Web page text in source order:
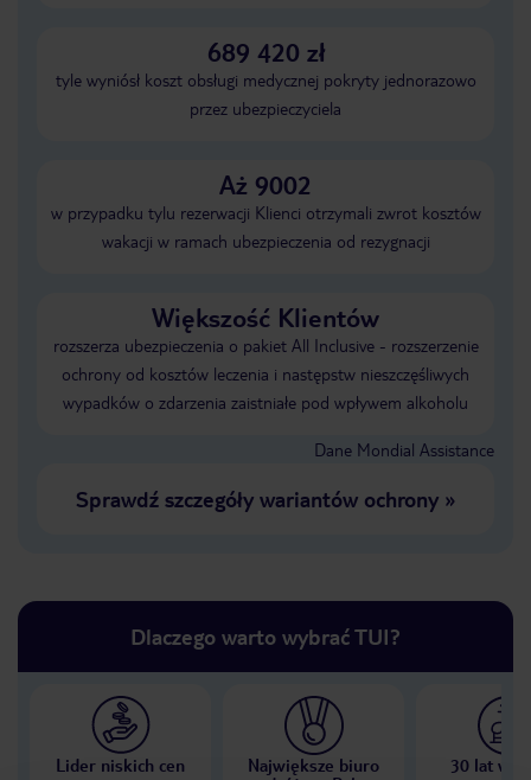
689 420 zł
tyle wyniósł koszt obsługi medycznej pokryty jednorazowo
przez ubezpieczyciela
Aż 9002
w przypadku tylu rezerwacji Klienci otrzymali zwrot kosztów
wakacji w ramach ubezpieczenia od rezygnacji
Większość Klientów
rozszerza ubezpieczenia o pakiet All Inclusive - rozszerzenie
ochrony od kosztów leczenia i następstw nieszczęśliwych
wypadków o zdarzenia zaistniałe pod wpływem alkoholu
Dane Mondial Assistance
Sprawdź szczegóły wariantów ochrony»
Dlaczego warto wybrać TUI?
Lider niskich cen
Największe biuro
30 lat w